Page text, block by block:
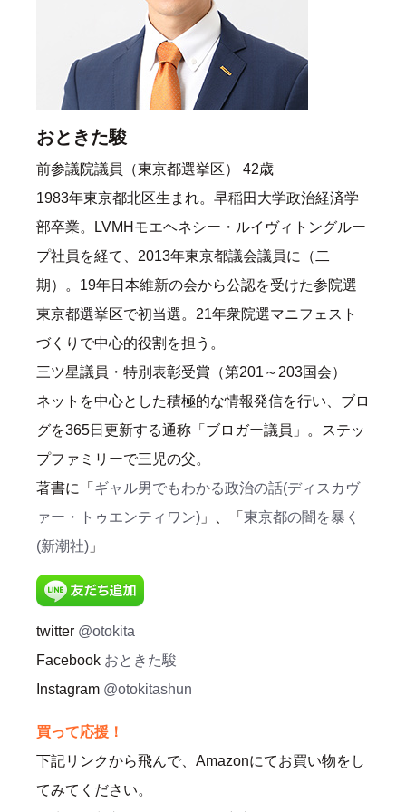
おときた駿
前参議院議員（東京都選挙区） 42歳
1983年東京都北区生まれ。早稲田大学政治経済学
部卒業。LVMHモエヘネシー・ルイヴィトングルー
プ社員を経て、2013年東京都議会議員に（二
期）。19年日本維新の会から公認を受けた参院選
東京都選挙区で初当選。21年衆院選マニフェスト
づくりで中心的役割を担う。
三ツ星議員・特別表彰受賞（第201～203国会）
ネットを中心とした積極的な情報発信を行い、ブロ
グを365日更新する通称「ブロガー議員」。ステッ
プファミリーで三児の父。
著書に「 ギャル男でもわかる政治の話(ディスカヴ
ァー・トゥエンティワン) 」、「 東京都の闇を暴く
(新潮社) 」
twitter @otokita
Facebook おときた駿
Instagram @otokitashun
買って応援！
下記リンクから飛んで、Amazonにてお買い物をし
てみてください。